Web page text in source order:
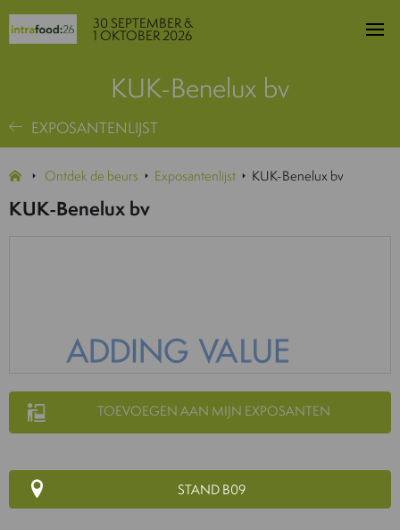
30 SEPTEMBER &
1 OKTOBER 2026
KUK-Benelux bv
EXPOSANTENLIJST
Ontdek de beurs Exposantenlijst KUK-Benelux bv
KUK-Benelux bv
TOEVOEGEN AAN MIJN EXPOSANTEN
STAND B09